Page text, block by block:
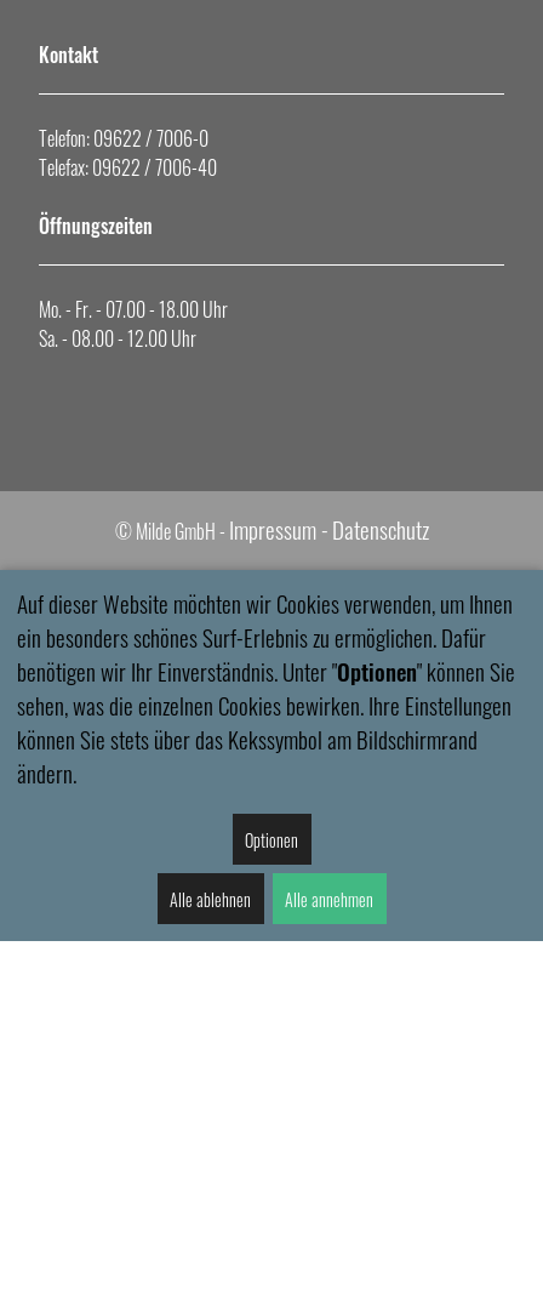
Kontakt
Telefon: 09622 / 7006-0
Telefax: 09622 / 7006-40
Öffnungszeiten
Mo. - Fr. - 07.00 - 18.00 Uhr
Sa. - 08.00 - 12.00 Uhr
©Milde GmbH - Impressum -Datenschutz
Auf dieser Website möchten wir Cookies verwenden, um Ihnen
ein besonders schönes Surf-Erlebnis zu ermöglichen. Dafür
benötigen wir Ihr Einverständnis. Unter "Optionen" können Sie
sehen, was die einzelnen Cookies bewirken. Ihre Einstellungen
können Sie stets über das Kekssymbol am Bildschirmrand
ändern.
Optionen
Alle ablehnen Alle annehmen